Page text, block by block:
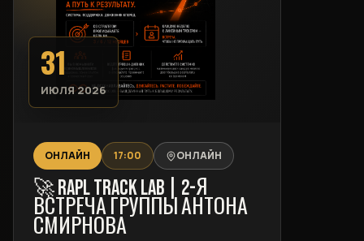
31
ИЮЛЯ 2026
ОНЛАЙН 17:00 ОНЛАЙН
🚀 RAPL TRACK LAB | 2-Я
ВСТРЕЧА ГРУППЫ АНТОНА
СМИРНОВА